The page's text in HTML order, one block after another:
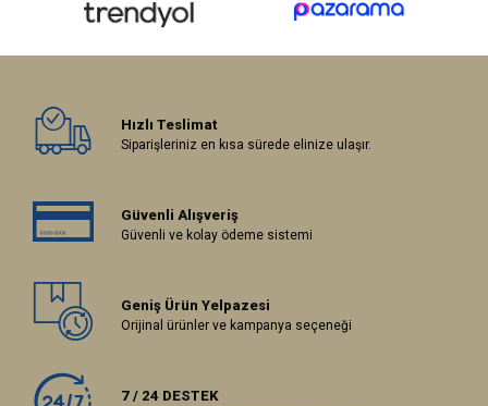
Hızlı Teslimat
Siparişleriniz en kısa sürede elinize ulaşır.
Güvenli Alışveriş
Güvenli ve kolay ödeme sistemi
Geniş Ürün Yelpazesi
Orijinal ürünler ve kampanya seçeneği
7 / 24 DESTEK